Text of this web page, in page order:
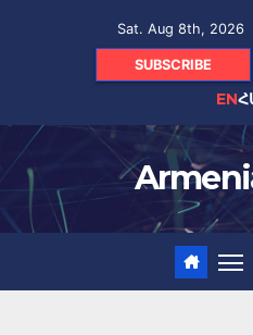
Sat. Aug 8th, 2026
SUBSCRIBE
EN